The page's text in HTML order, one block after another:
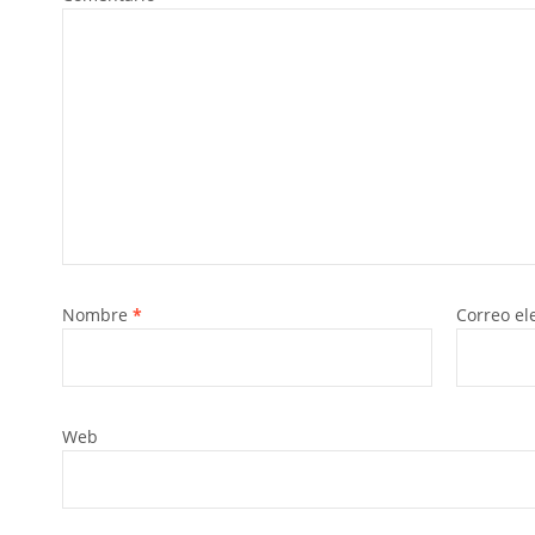
Nombre * Correo
Web